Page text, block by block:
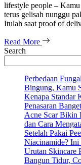
lifestyle people –
terus gelisah nunggu
Itulah saat proof of
Read More
Search
Perbedaan
Bingung, Kamu
Kenapa Standar
Penasaran
Acne Scar Bikin
dan Cara
Setelah Pakai
Niacinamide? Ini
Urutan Skincare
Bangun Tidur,